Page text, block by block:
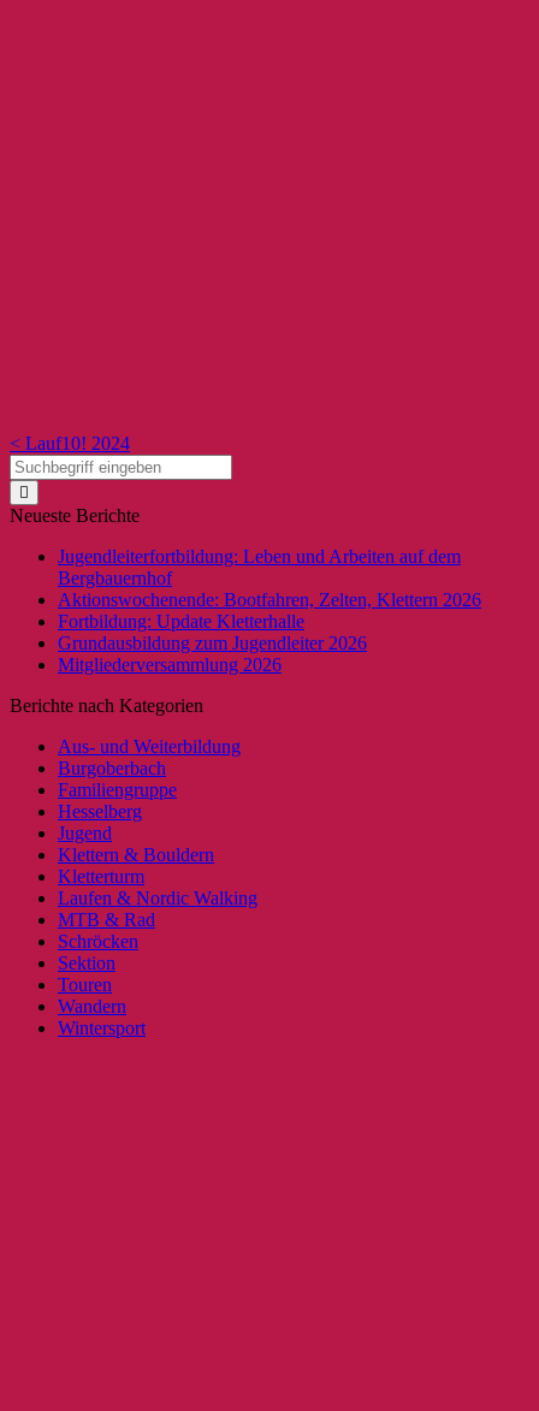
< Lauf10! 2024
Neueste Berichte
Jugendleiterfortbildung: Leben und Arbeiten auf dem
Bergbauernhof
Aktionswochenende: Bootfahren, Zelten, Klettern 2026
Fortbildung: Update Kletterhalle
Grundausbildung zum Jugendleiter 2026
Mitgliederversammlung 2026
Berichte nach Kategorien
Aus- und Weiterbildung
Burgoberbach
Familiengruppe
Hesselberg
Jugend
Klettern & Bouldern
Kletterturm
Laufen & Nordic Walking
MTB & Rad
Schröcken
Sektion
Touren
Wandern
Wintersport